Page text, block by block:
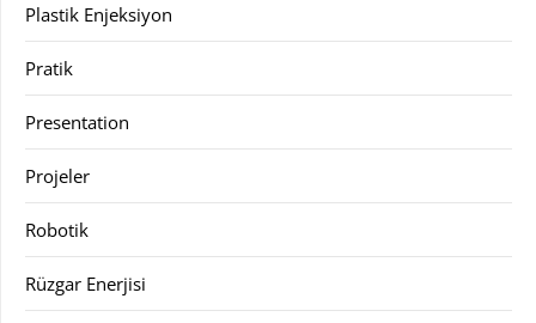
Plastik Enjeksiyon
Pratik
Presentation
Projeler
Robotik
Rüzgar Enerjisi